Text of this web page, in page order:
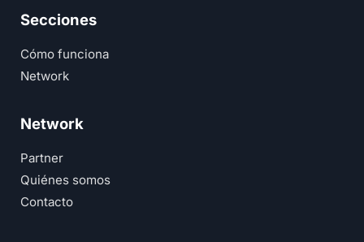
Secciones
Cómo funciona
Network
Network
Partner
Quiénes somos
Contacto